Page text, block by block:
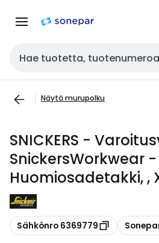
navigointiinsisältöön
Haku
Näytä murupolku
SNICKERS -
SnickersWorkwear -
Huomiosadetakki, ,
Kopioi
Sähkönro 6369779 Kopioi